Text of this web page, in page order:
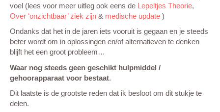
voel (lees voor meer uitleg ook eens de Lepeltjes Theorie,
Over ‘onzichtbaar’ ziek zijn & medische update )
Ondanks dat het in de jaren iets vooruit is gegaan en je steeds
beter wordt om in oplossingen en/of alternatieven te denken
blijft het een groot probleem…
Waar nog steeds geen geschikt hulpmiddel /
gehoorapparaat voor bestaat.
Dit laatste is de grootste reden dat ik besloot om dit stukje te
delen.